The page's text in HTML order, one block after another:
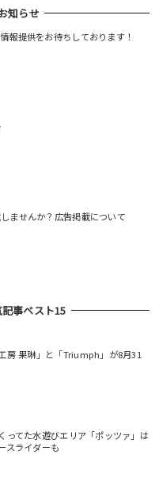
知らせ
報提供をお待ちしております！
ませんか？広告掲載について
事ベスト15
房 果琳」と「Triumph」が8月31
ってた水遊びエリア「ポッツァ」は
スライダーも